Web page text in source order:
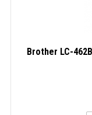
Brother LC-